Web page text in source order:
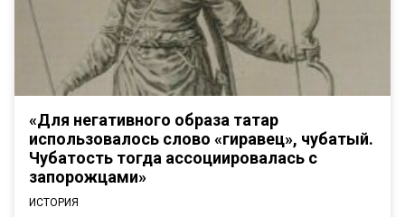
«Для негативного образа татар
использовалось слово «гиравец», чубатый.
Чубатость тогда ассоциировалась с
запорожцами»
ИСТОРИЯ